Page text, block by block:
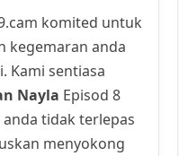
komited untuk
kegemaran anda
Kami sentiasa
Nayla Episod 8
tidak terlepas
menyokong